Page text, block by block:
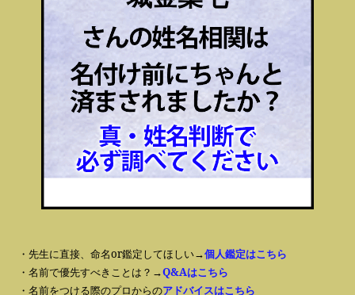
・先生に直接、命名or鑑定してほしい→個人鑑定はこちら
・名前で優先すべきことは？→Q&Aはこちら
・名前をつける際のプロからのアドバイスはこちら